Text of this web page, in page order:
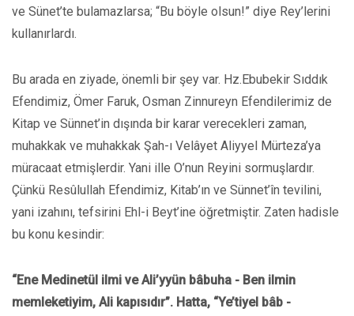
ve Sünet’te bulamazlarsa; “Bu böyle olsun!” diye Rey’lerini
kullanırlardı.
Bu arada en ziyade, önemli bir şey var. Hz.Ebubekir Sıddık
Efendimiz, Ömer Faruk, Osman Zinnureyn Efendilerimiz de
Kitap ve Sünnet’in dışında bir karar verecekleri zaman,
muhakkak ve muhakkak Şah-ı Velâyet Aliyyel Mürteza’ya
müracaat etmişlerdir. Yani ille O’nun Reyini sormuşlardır.
Çünkü Resûlullah Efendimiz, Kitab’ın ve Sünnet’în tevilini,
yani izahını, tefsirini Ehl-i Beyt’ine öğretmiştir. Zaten hadisle
bu konu kesindir:
“Ene Medinetül ilmi ve Ali’yyün bâbuha - Ben ilmin
memleketiyim, Ali kapısıdır”. Hatta, “Ye’tiyel bâb -